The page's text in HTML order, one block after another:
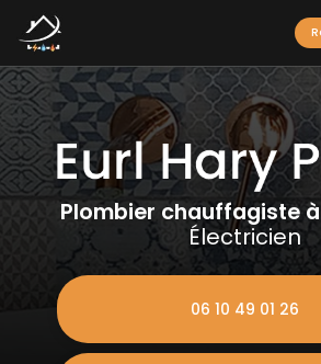
contenu
principal
Plombier chauffagiste
Électricien
06 10 49 01 26